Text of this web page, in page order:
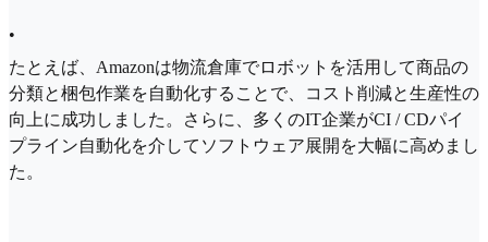
•
たとえば、Amazonは物流倉庫でロボットを活用して商品の
分類と梱包作業を自動化することで、コスト削減と生産性の
向上に成功しました。さらに、多くのIT企業がCI / CDパイ
プライン自動化を介してソフトウェア展開を大幅に高めまし
た。